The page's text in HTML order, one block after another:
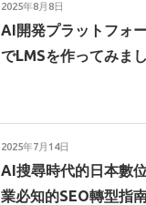
2025年8月8日
AI開発プラットフォ
でLMSを作ってみま
2025年7月14日
AI搜尋時代的日本數
業必知的SEO轉型指